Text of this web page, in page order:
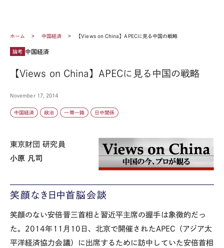
ホーム 中国経済 【Views on China】APECに見る中国の戦略
論考 中国経済
【Views on China】APECに見る中国の戦略
November 17, 2014
中国経済 政治 一帯一路 日中関係
東京財団 研究員
小原 凡司
笑顔なき日中首脳会談
笑顔のない安倍晋三首相と習近平主席の握手は象徴的だっ
た。2014年11月10日、北京で開催されたAPEC（アジア太
平洋経済協力会議）に出席するために訪中していた安倍首相